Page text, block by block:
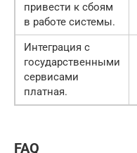
привести к сбоям
в работе системы.
Интеграция с
государственными
сервисами
платная.
FAQ